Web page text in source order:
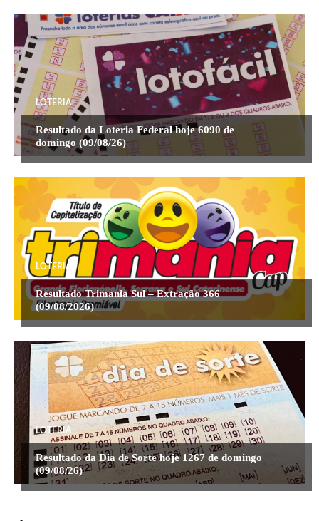
LOTERIA
Resultado da Loteria Federal hoje 6090 de
domingo (09/08/26)
LOTERIA
Resultado Trimania Sul – Extração 366
(09/08/2026)
LOTERIA
Resultado da Dia de Sorte hoje 1267 de domingo
(09/08/26)